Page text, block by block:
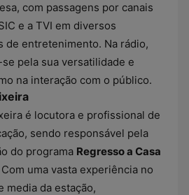
com passagens por canais
e a TVI em diversos
de entretenimento. Na rádio,
pela sua versatilidade e
na interação com o público.
é locutora e profissional de
sendo responsável pela
do programa Regresso a Casa
uma vasta experiência no
media da estação,